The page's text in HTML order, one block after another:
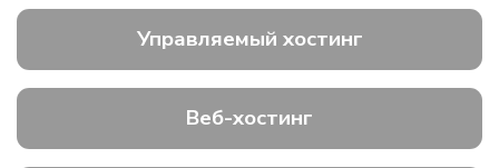
Управляемый хостинг
Веб-хостинг